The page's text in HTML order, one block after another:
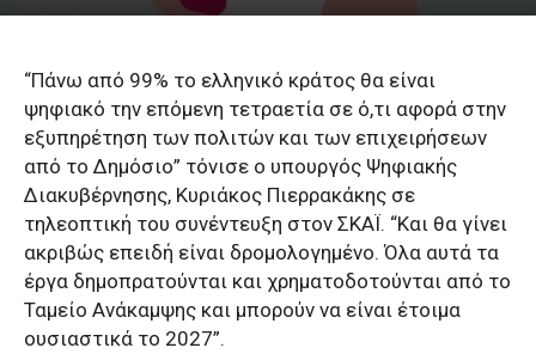
“Πάνω από 99% το ελληνικό κράτος θα είναι
ψηφιακό την επόμενη τετραετία σε ό,τι αφορά στην
εξυπηρέτηση των πολιτών και των επιχειρήσεων
από το Δημόσιο” τόνισε ο υπουργός Ψηφιακής
Διακυβέρνησης, Κυριάκος Πιερρακάκης σε
τηλεοπτική του συνέντευξη στον ΣΚΑΪ. “Και θα γίνει
ακριβώς επειδή είναι δρομολογημένο. Όλα αυτά τα
έργα δημοπρατούνται και χρηματοδοτούνται από το
Ταμείο Ανάκαμψης και μπορούν να είναι έτοιμα
ουσιαστικά το 2027”.